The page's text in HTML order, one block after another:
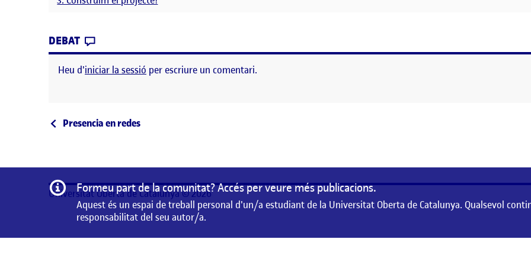
DEBAT
Heu d'iniciar la sessió per escriure un comentari.
Navegació d'entrades
Entrada anterior
Presencia en redes
Informació
Formeu part de la comunitat? Accés per veure més publicacions.
Aquest és un espai de treball personal d'un/a estudiant de la Universitat Oberta de Catalunya. Qualsevol
responsabilitat del seu autor/a.
Universitat Oberta de Catalunya © 2026